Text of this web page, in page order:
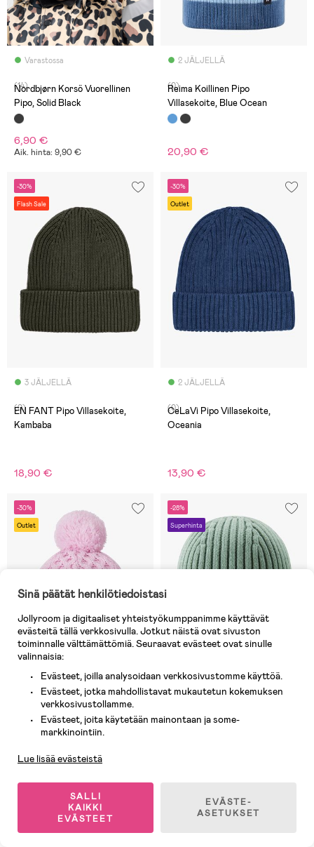
Varastossa
(14)
Nordbjørn Korsö Vuorellinen
Pipo, Solid Black
6,90 €
Aik. hinta: 9,90 €
2 JÄLJELLÄ
(0)
Reima Koillinen Pipo
Villasekoite, Blue Ocean
20,90 €
-30%
Flash Sale
3 JÄLJELLÄ
(0)
EN FANT Pipo Villasekoite,
Kambaba
18,90 €
-30%
Outlet
2 JÄLJELLÄ
(0)
CeLaVi Pipo Villasekoite,
Oceania
13,90 €
-30%
Outlet
9 JÄLJELLÄ
Reima Nyksund Pipo Merinovilla,
25,90 €
-28%
Superhinta
Sinä päätät henkilötiedoistasi
Jollyroom ja digitaaliset yhteistyökumppanimme käyttävät
evästeitä tällä verkkosivulla. Jotkut näistä ovat sivuston
toiminnalle välttämättömiä. Seuraavat evästeet ovat sinulle
valinnaisia:
Evästeet, joilla analysoidaan verkkosivustomme käyttöä.
Evästeet, jotka mahdollistavat mukautetun kokemuksen
verkkosivustollamme.
Evästeet, joita käytetään mainontaan ja some-
markkinointiin.
Lue lisää evästeistä
SALLI
KAIKKI
EVÄSTEET
EVÄSTE-
ASETUKSET